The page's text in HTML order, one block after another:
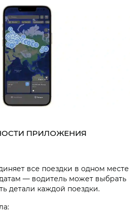
ПРИЛОЖЕНИЯ
все поездки в одном месте
— водитель может выбрать
детали каждой поездки.